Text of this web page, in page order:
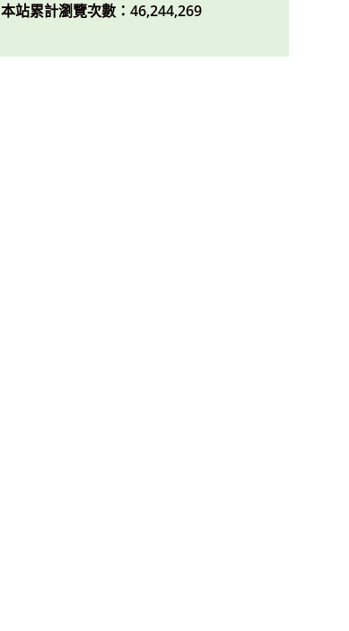
本站累計瀏覽次數：46,244,269